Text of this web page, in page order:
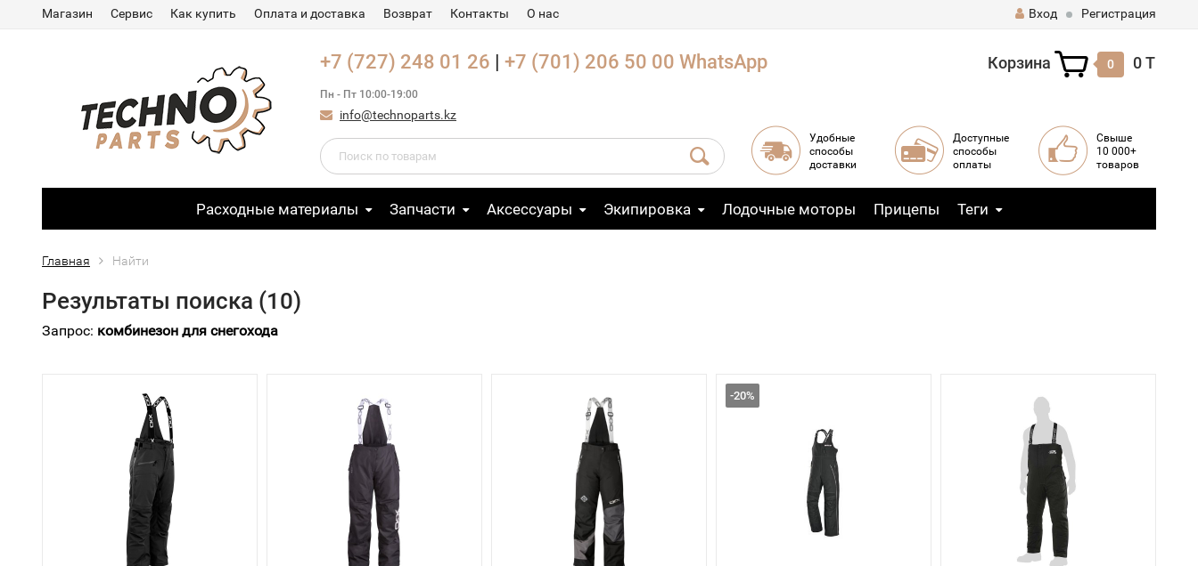
Магазин Сервис Как купить Оплата и доставка Возврат Контакты О нас Вход Регистрация
+7 (727) 248 01 26 | +7 (701) 206 50 00 WhatsApp
Пн - Пт 10:00-19:00
info@technoparts.kz
Корзина 0 0 T
Удобные
способы
доставки
Доступные
способы
оплаты
Свыше
10 000+
товаров
Расходные материалы Запчасти Аксессуары Экипировка Лодочные моторы Прицепы Теги
Главная Найти
Результаты поиска (10)
Запрос: комбинезон для снегохода
-20%